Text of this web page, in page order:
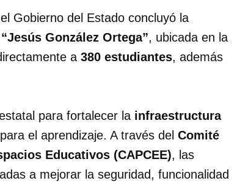
Gobierno del Estado concluyó la
“Jesús González Ortega”, ubicada en la
a 380 estudiantes, además
para fortalecer la infraestructura
el aprendizaje. A través del Comité
Educativos (CAPCEE), las
a mejorar la seguridad, funcionalidad